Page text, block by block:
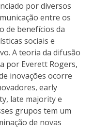
por diversos
entre os
de benefícios da
sociais e
A teoria da difusão
por Everett Rogers,
inovações ocorre
early
late majority e
grupos tem um
de novas